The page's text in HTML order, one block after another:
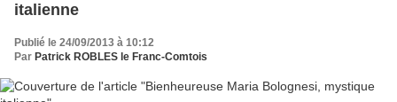
italienne
Publié le 24/09/2013 à 10:12
Par Patrick ROBLES le Franc-Comtois